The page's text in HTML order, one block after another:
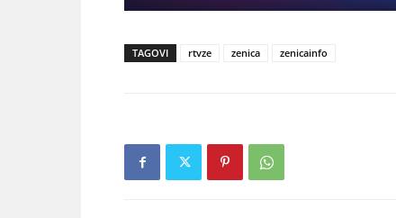
TAGOVI rtvze zenica zenicainfo